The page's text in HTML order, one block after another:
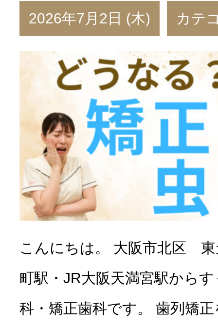
2026年7月2日 (木) カテ
こんにちは。 大阪市北区
町駅・JR大阪天満宮駅から
科・矯正歯科です。 歯列矯